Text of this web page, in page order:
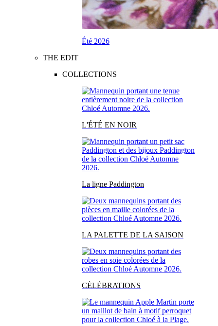
Été 2026
THE EDIT
COLLECTIONS
L'ÉTÉ EN NOIR
La ligne Paddington
LA PALETTE DE LA SAISON
CÉLÉBRATIONS